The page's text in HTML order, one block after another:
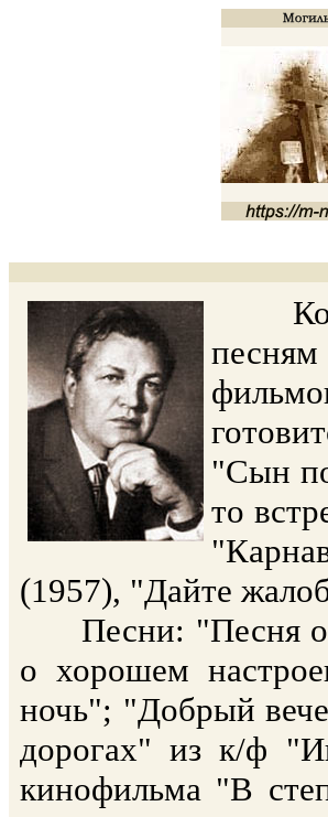
"Сын
то
(1957), "Дайте
Песни: "Песня о
о хорошем
ночь"; "Добрый
дорогах" из к/ф
кинофильма "В